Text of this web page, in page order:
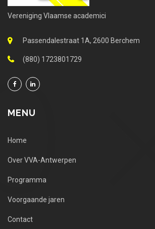
Vereniging Vlaamse academici
Passendalestraat 1A, 2600 Berchem
(880) 1723801729
MENU
Home
Over VVA-Antwerpen
Programma
Voorgaande jaren
Contact